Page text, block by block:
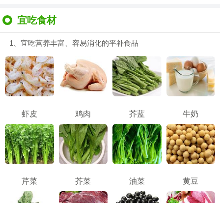
宜吃食材
1、宜吃营养丰富、容易消化的平补食品
虾皮 鸡肉 芥蓝 牛奶
芹菜 芥菜 油菜 黄豆